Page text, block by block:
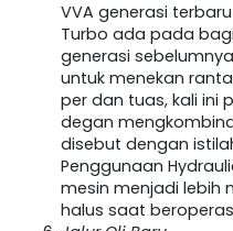
VVA generasi
Turbo ada pada
generasi
untuk menekan
per dan tuas, kali ini
degan
disebut dengan
Penggunaan
mesin menjadi lebih
halus saat